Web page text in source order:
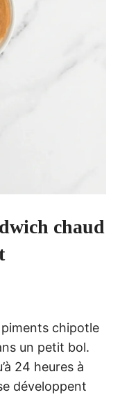
chaud
chipotle
un petit bol.
24 heures à
développent